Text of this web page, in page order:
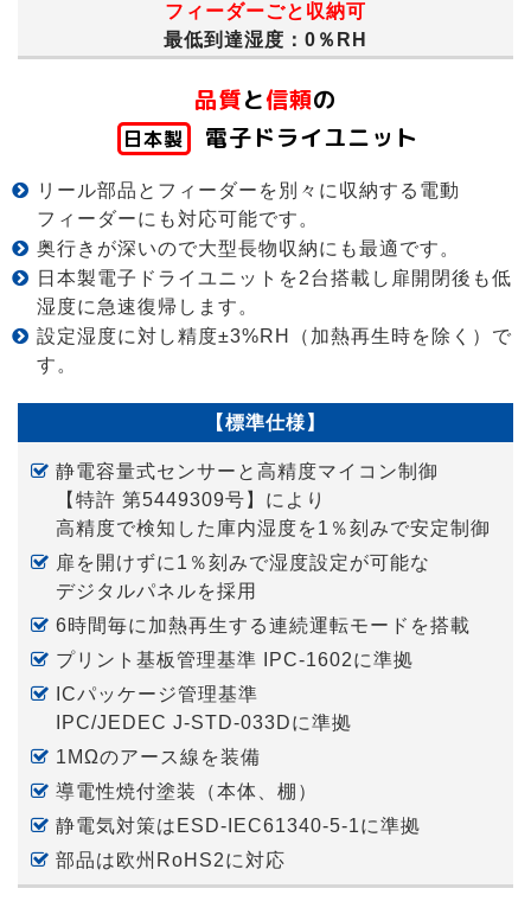
フィーダーごと収納可
最低到達湿度：0％RH
品質と信頼の
日本製 電子ドライユニット
リール部品とフィーダーを別々に収納する電動
フィーダーにも対応可能です。
奥行きが深いので大型長物収納にも最適です。
日本製電子ドライユニットを2台搭載し扉開閉後も低
湿度に急速復帰します。
設定湿度に対し精度±3%RH（加熱再生時を除く）で
す。
【標準仕様】
静電容量式センサーと高精度マイコン制御
【特許 第5449309号】 により
高精度で検知した庫内湿度を1％刻みで安定制御
扉を開けずに1％刻みで湿度設定が可能な
デジタルパネルを採用
6時間毎に加熱再生する連続運転モードを搭載
プリント基板管理基準
IPC-1602に準拠
ICパッケージ管理基準
IPC/JEDEC J-STD-033Dに準拠
1MΩのアース線を装備
導電性焼付塗装（本体、棚）
静電気対策は ESD-IEC61340-5-1に準拠
部品は欧州RoHS2に対応